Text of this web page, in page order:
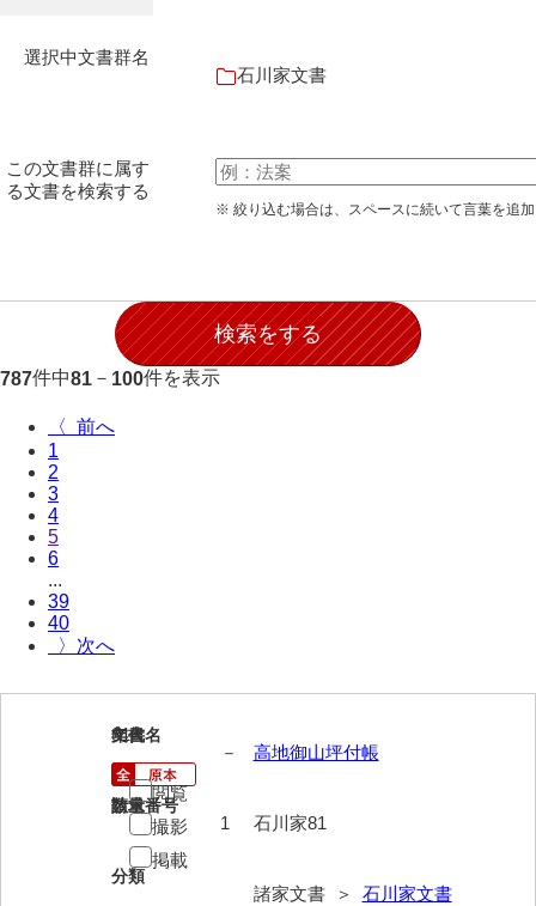
伊藤家文書（山口市）
井上一親文書
井上家文書（宇部市）
井上家文書（防府市）
井上家文書（徳山市）
井上勉家文書（大和町）
岩見博幸収集史料
上田家文書（防府市）
上田家文書（横浜市）
上野竹逸文書
選択中文書群名
石川家文書
この文書群に属す
る文書を検索する
※ 絞り込む場合は、スペースに続いて言葉を追
787件中81 － 100件を表示
〈
1
2
3
4
5
6
...
39
40
〉
81
文書名
高地御山坪付帳
請求番号
石川家81
分類
諸家文書 ＞ 石川家文書
年代
－
数量
1
閲覧
撮影
掲載